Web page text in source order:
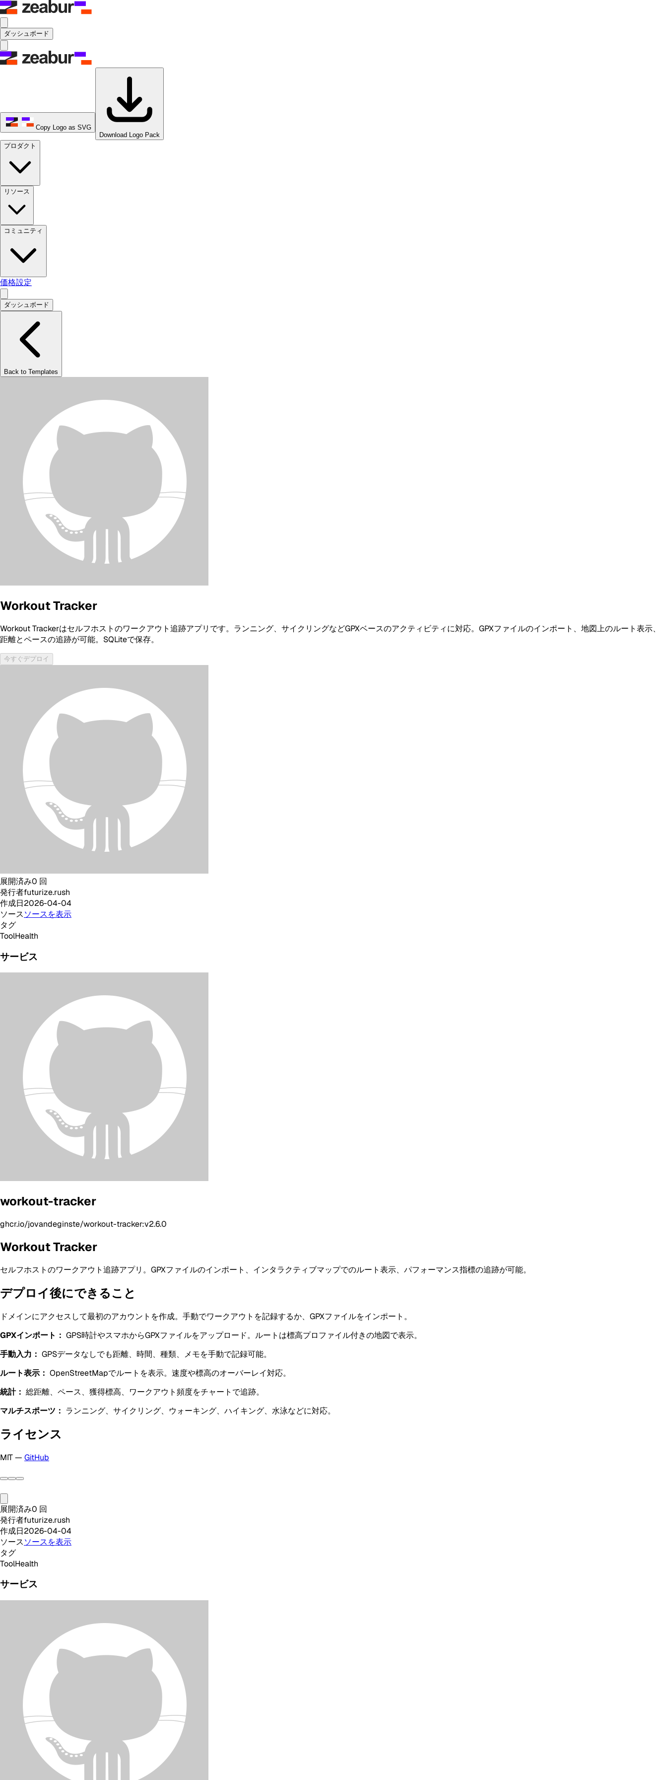
ダッシュボード
Copy Logo as SVG
Download Logo Pack
プロダクト
リソース
コミュニティ
価格設定
ダッシュボード
Back to Templates
Workout Tracker
Workout Trackerはセルフホストのワークアウト追跡アプリです。ランニング、サイクリングなどGPXベースのアクティビティに対応。GPXファイルのインポート、地図上のルート表示、
距離とペースの追跡が可能。SQLiteで保存。
今すぐデプロイ
展開済み0 回
発行者futurize.rush
作成日2026-04-04
ソースソースを表示
タグ
ToolHealth
サービス
workout-tracker
ghcr.io/jovandeginste/workout-tracker:v2.6.0
Workout Tracker
セルフホストのワークアウト追跡アプリ。GPXファイルのインポート、インタラクティブマップでのルート表示、パフォーマンス指標の追跡が可能。
デプロイ後にできること
ドメインにアクセスして最初のアカウントを作成。手動でワークアウトを記録するか、GPXファイルをインポート。
GPXインポート： GPS時計やスマホからGPXファイルをアップロード。ルートは標高プロファイル付きの地図で表示。
手動入力： GPSデータなしでも距離、時間、種類、メモを手動で記録可能。
ルート表示： OpenStreetMapでルートを表示。速度や標高のオーバーレイ対応。
統計： 総距離、ペース、獲得標高、ワークアウト頻度をチャートで追跡。
マルチスポーツ： ランニング、サイクリング、ウォーキング、ハイキング、水泳などに対応。
ライセンス
MIT — GitHub
展開済み0 回
発行者futurize.rush
作成日2026-04-04
ソースソースを表示
タグ
ToolHealth
サービス